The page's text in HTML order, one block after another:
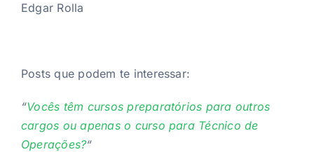
Edgar Rolla
Posts que podem te interessar:
“Vocês têm cursos preparatórios para outros
cargos ou apenas o curso para Técnico de
Operações?“